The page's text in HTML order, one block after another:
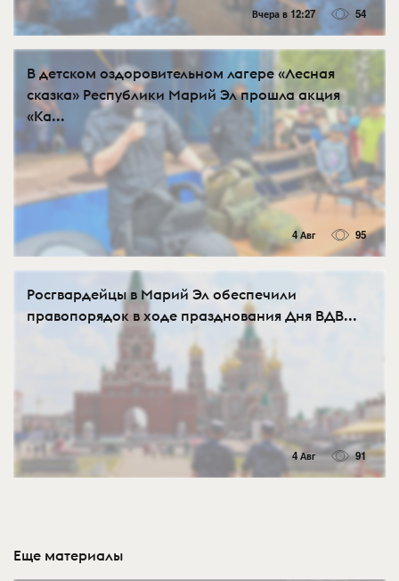
Вчера в 12:27 54
В детском оздоровительном лагере «Лесная
сказка» Республики Марий Эл прошла акция
«Ка...
4 Авг 95
Росгвардейцы в Марий Эл обеспечили
правопорядок в ходе празднования Дня ВДВ...
4 Авг 91
Еще материалы